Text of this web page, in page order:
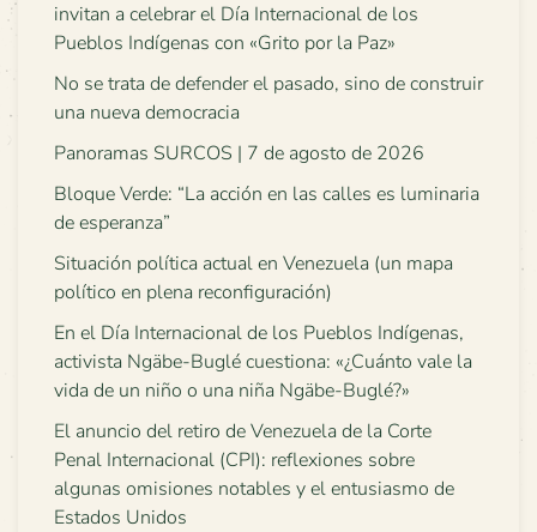
invitan a celebrar el Día Internacional de los
Pueblos Indígenas con «Grito por la Paz»
No se trata de defender el pasado, sino de construir
una nueva democracia
Panoramas SURCOS | 7 de agosto de 2026
Bloque Verde: “La acción en las calles es luminaria
de esperanza”
Situación política actual en Venezuela (un mapa
político en plena reconfiguración)
En el Día Internacional de los Pueblos Indígenas,
activista Ngäbe-Buglé cuestiona: «¿Cuánto vale la
vida de un niño o una niña Ngäbe-Buglé?»
El anuncio del retiro de Venezuela de la Corte
Penal Internacional (CPI): reflexiones sobre
algunas omisiones notables y el entusiasmo de
Estados Unidos